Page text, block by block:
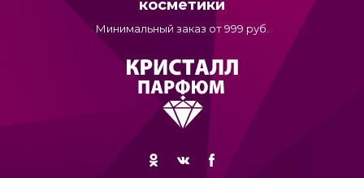
косметики
Минимальный заказ от 999 руб.